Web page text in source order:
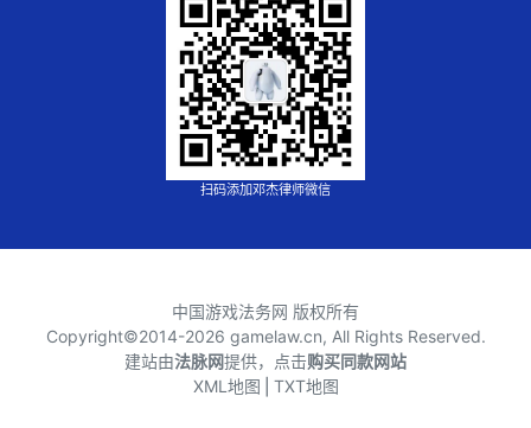
扫码添加邓杰律师微信
中国游戏法务网 版权所有
Copyright©2014-2026 gamelaw.cn, All Rights Reserved.
建站由法脉网提供，点击购买同款网站
XML地图 TXT地图